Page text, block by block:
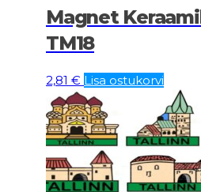
Magnet
TM18
2,81 € Lisa ostukorvi